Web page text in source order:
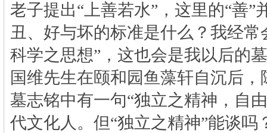
老子提出“上善若水”，这里的“善”
丑、好与坏的标准是什么？我经常
科学之思想”，这也会是我以后的
国维先生在颐和园鱼藻轩自沉后
墓志铭中有一句“独立之精神，自
代文化人。但“独立之精神”能谈吗